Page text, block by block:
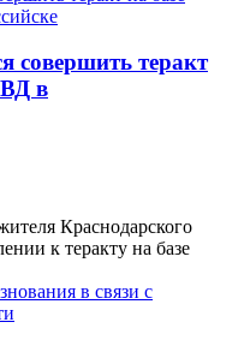
совершить теракт
в
Краснодарского
к теракту на базе